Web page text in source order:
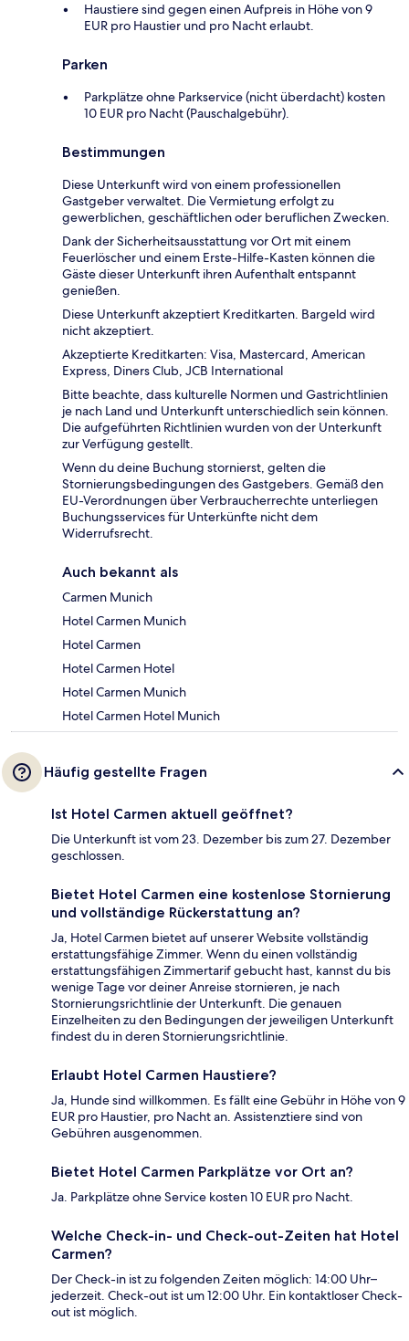
Haustiere sind gegen einen Aufpreis in Höhe von 9
EUR pro Haustier und pro Nacht erlaubt.
Parken
Parkplätze ohne Parkservice (nicht überdacht) kosten
10 EUR pro Nacht (Pauschalgebühr).
Bestimmungen
Diese Unterkunft wird von einem professionellen
Gastgeber verwaltet. Die Vermietung erfolgt zu
gewerblichen, geschäftlichen oder beruflichen Zwecken.
Dank der Sicherheitsausstattung vor Ort mit einem
Feuerlöscher und einem Erste-Hilfe-Kasten können die
Gäste dieser Unterkunft ihren Aufenthalt entspannt
genießen.
Diese Unterkunft akzeptiert Kreditkarten. Bargeld wird
nicht akzeptiert.
Akzeptierte Kreditkarten: Visa, Mastercard, American
Express, Diners Club, JCB International
Bitte beachte, dass kulturelle Normen und Gastrichtlinien
je nach Land und Unterkunft unterschiedlich sein können.
Die aufgeführten Richtlinien wurden von der Unterkunft
zur Verfügung gestellt.
Wenn du deine Buchung stornierst, gelten die
Stornierungsbedingungen des Gastgebers. Gemäß den
EU-Verordnungen über Verbraucherrechte unterliegen
Buchungsservices für Unterkünfte nicht dem
Widerrufsrecht.
Auch bekannt als
Carmen Munich
Hotel Carmen Munich
Hotel Carmen
Hotel Carmen Hotel
Hotel Carmen Munich
Hotel Carmen Hotel Munich
Häufig gestellte Fragen
Ist Hotel Carmen aktuell geöffnet?
Die Unterkunft ist vom 23. Dezember bis zum 27. Dezember
geschlossen.
Bietet Hotel Carmen eine kostenlose Stornierung
und vollständige Rückerstattung an?
Ja, Hotel Carmen bietet auf unserer Website vollständig
erstattungsfähige Zimmer. Wenn du einen vollständig
erstattungsfähigen Zimmertarif gebucht hast, kannst du bis
wenige Tage vor deiner Anreise stornieren, je nach
Stornierungsrichtlinie der Unterkunft. Die genauen
Einzelheiten zu den Bedingungen der jeweiligen Unterkunft
findest du in deren Stornierungsrichtlinie.
Erlaubt Hotel Carmen Haustiere?
Ja, Hunde sind willkommen. Es fällt eine Gebühr in Höhe von 9
EUR pro Haustier, pro Nacht an. Assistenztiere sind von
Gebühren ausgenommen.
Bietet Hotel Carmen Parkplätze vor Ort an?
Ja. Parkplätze ohne Service kosten 10 EUR pro Nacht.
Welche Check-in- und Check-out-Zeiten hat Hotel
Carmen?
Der Check-in ist zu folgenden Zeiten möglich: 14:00 Uhr–
jederzeit. Check-out ist um 12:00 Uhr. Ein kontaktloser Check-
out ist möglich.